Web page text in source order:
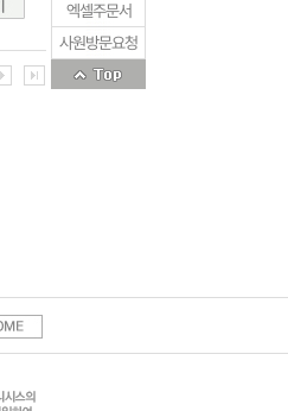
엑셀주문서
사원방문요청